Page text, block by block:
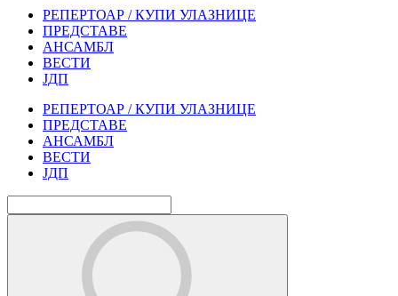
РЕПЕРТОАР / КУПИ УЛАЗНИЦЕ
ПРЕДСТАВЕ
АНСАМБЛ
ВЕСТИ
ЈДП
РЕПЕРТОАР / КУПИ УЛАЗНИЦЕ
ПРЕДСТАВЕ
АНСАМБЛ
ВЕСТИ
ЈДП